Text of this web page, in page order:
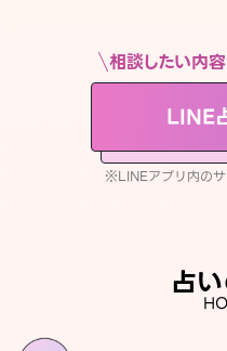
相談したい内
LINE
※LINEアプリ内のサ
占